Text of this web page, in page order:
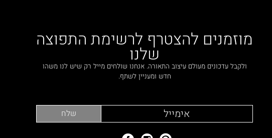
מוזמנים להצטרף לרשימת התפוצה
שלנו
ולקבל עדכונים מעולם עיצוב התאורה. אנחנו שולחים מייל רק שיש לנו משהו
חדש ומעניין לשתף.